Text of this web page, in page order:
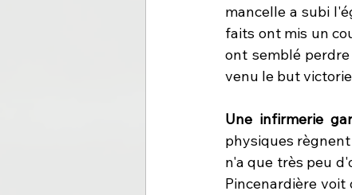
mancelle a subi
faits ont mis un
ont semblé
venu le but
Une infirmerie
physiques
n'a que très peu
Pincenardière voit